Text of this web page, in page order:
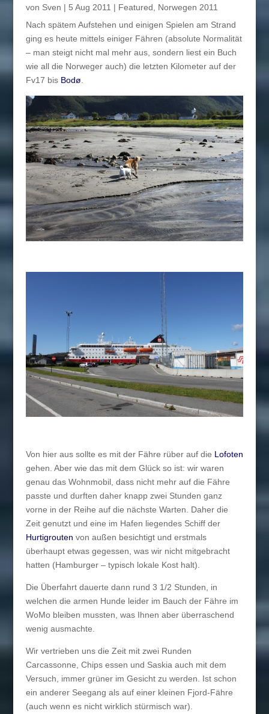
von Sven | 5 Aug 2011 | Featured
Norwegen 2011
Nach spätem Aufstehen und einigen Spielen am Strand
ging es heute mittels einiger Fähren (absolute Normalität
– man steigt nicht mal mehr aus, sondern liest ein Buch
wie all die Norweger auch) die letzten Kilometer auf der
Fv17 bis Bodø
Von hier aus sollte es mit der Fähre rüber auf die Lofoten
gehen. Aber wie das mit dem Glück so ist: wir waren
genau das Wohnmobil, dass nicht mehr auf die Fähre
passte und durften daher knapp zwei Stunden ganz
vorne in der Reihe auf die nächste Warten. Daher die
Zeit genutzt und eine im Hafen liegendes Schiff der
Hurtigrouten von außen besichtigt und erstmals
überhaupt etwas gegessen, was wir nicht mitgebracht
hatten (Hamburger – typisch lokale Kost halt).
Die Überfahrt dauerte dann rund 3 1/2 Stunden, in
welchen die armen Hunde leider im Bauch der Fähre im
WoMo bleiben mussten, was Ihnen aber überraschend
wenig ausmachte.
Wir vertrieben uns die Zeit mit zwei Runden
Carcassonne, Chips essen und Saskia auch mit dem
Versuch, immer grüner im Gesicht zu werden. Ist schon
ein anderer Seegang als auf einer kleinen Fjord-Fähre
(auch wenn es nicht wirklich stürmisch war).